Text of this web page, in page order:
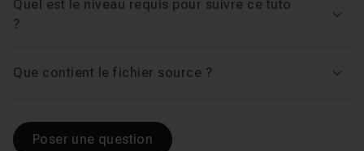
Quel est le niveau requis pour suivre ce tuto
?
Que contient le fichier source ?
Poser une question